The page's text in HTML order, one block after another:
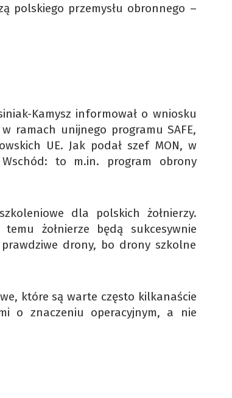
polskiego przemysłu obronnego –
Kamysz informował o wniosku
ramach unijnego programu SAFE,
UE. Jak podał szef MON, w
to m.in. program obrony
dla polskich żołnierzy.
żołnierze będą sukcesywnie
drony, bo drony szkolne
które są warte często kilkanaście
o znaczeniu operacyjnym, a nie